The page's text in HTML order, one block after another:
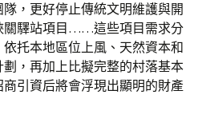
，更好停止傳統文明維護與開
關驛站項目……這些項目需求分
托本地區位上風、天然資本和
，再加上比擬完整的村落基本
引資后將會浮現出顯明的財產